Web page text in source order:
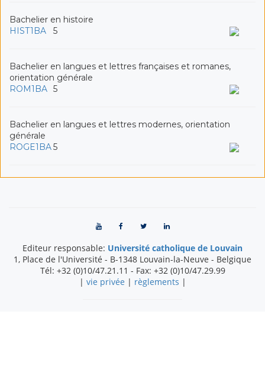
Bachelier en histoire
HIST1BA
5
Bachelier en langues et lettres françaises et romanes,
orientation générale
ROM1BA 5
Bachelier en langues et lettres modernes, orientation
générale
ROGE1BA5
Editeur responsable: Université catholique de Louvain
1, Place de l'Université - B-1348 Louvain-la-Neuve - Belgique
Tél: +32 (0)10/47.21.11 - Fax: +32 (0)10/47.29.99
| vie privée | règlements |